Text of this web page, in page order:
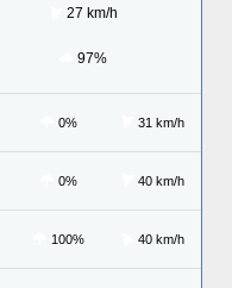
27 km/h
97%
0% 31 km/h
0% 40 km/h
100% 40 km/h